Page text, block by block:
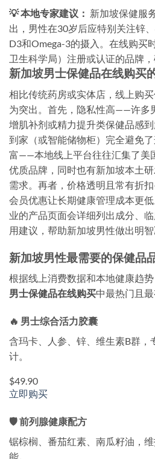
💡 本地专家建议： 新加坡保健服
出，男性在30岁后应特别关注锌
D3和Omega-3的摄入。在线购买
卫生科学局）注册或认证的品牌，
新加坡男士保健品在线购买
相比传统药房或实体店，线上购
为突出。首先， 隐私性高——许多
增肌补剂或精力提升类保健品感
到家（或智能储物柜）完全避免了
富——本地线上平台往往汇集了美
优质品牌，同时也有新加坡本土
需求。再者， 价格透明且常有折扣
会员优惠让长期健康管理成本更低
业的产品页面会详细列出成分、
用建议，帮助新加坡男性做出明智
新加坡男性最需要的保健品
根据线上消费数据和本地健康趋
男士保健品在线购买中最热门且最
🔥 男士综合活力胶囊
含玛卡、人参、锌、维生素B群，
计。
$49.90
立即购买
🛡️ 前列腺健康配方
锯棕榈、番茄红素、南瓜籽油，
能。